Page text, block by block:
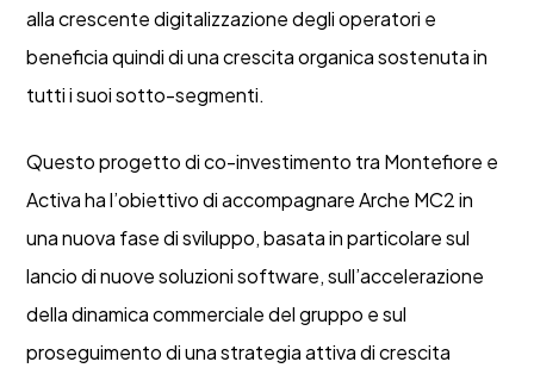
alla crescente digitalizzazione degli operatori e
beneficia quindi di una crescita organica sostenuta in
tutti i suoi sotto-segmenti.
Questo progetto di co-investimento tra Montefiore e
Activa ha l’obiettivo di accompagnare Arche MC2 in
una nuova fase di sviluppo, basata in particolare sul
lancio di nuove soluzioni software, sull’accelerazione
della dinamica commerciale del gruppo e sul
proseguimento di una strategia attiva di crescita